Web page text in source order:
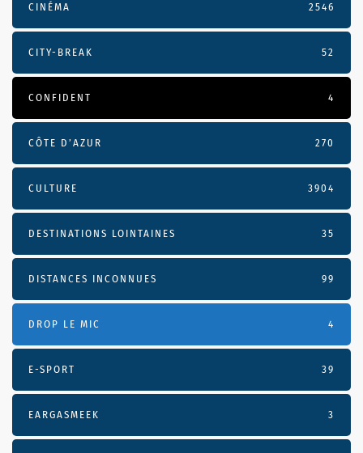
CINÉMA 2546
CITY-BREAK 52
CONFIDENT 4
CÔTE D’AZUR 270
CULTURE 3904
DESTINATIONS LOINTAINES 35
DISTANCES INCONNUES 99
DROP LE MIC 4
E-SPORT 39
EARGASMEEK 3